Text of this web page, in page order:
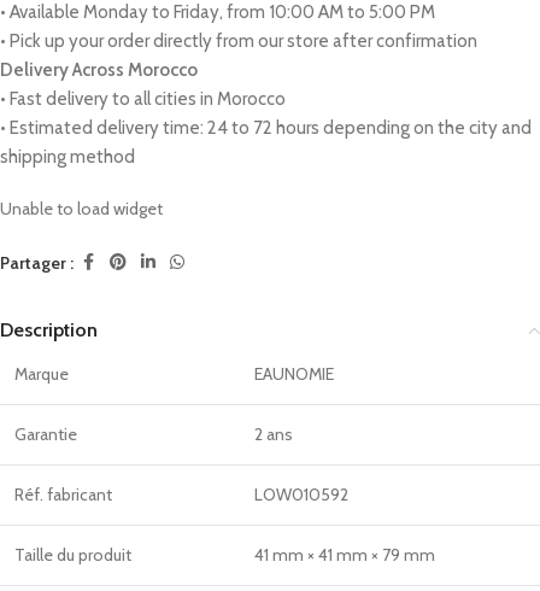
• Available Monday to Friday, from 10:00 AM to 5:00 PM
• Pick up your order directly from our store after confirmation
Delivery Across Morocco
• Fast delivery to all cities in Morocco
• Estimated delivery time: 24 to 72 hours depending on the city and
shipping method
Unable to load widget
Partager :
Description
Marque EAUNOMIE
Garantie 2 ans
Réf. fabricant LOW010592
Taille du produit 41 mm × 41 mm × 79 mm